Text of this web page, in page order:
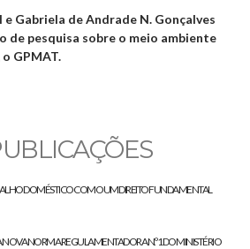
e Gabriela de Andrade N. Gonçalves
de pesquisa sobre o meio ambiente
GPMAT.
DOMÉSTICO COMO UM DIREITO FUNDAMENTAL
NORMA REGULAMENTADORA N.º 1 DO MINISTÉRIO